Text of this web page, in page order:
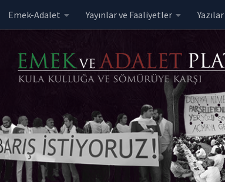
Skip to content
Emek-Adalet Yayınlar ve Faaliyetler